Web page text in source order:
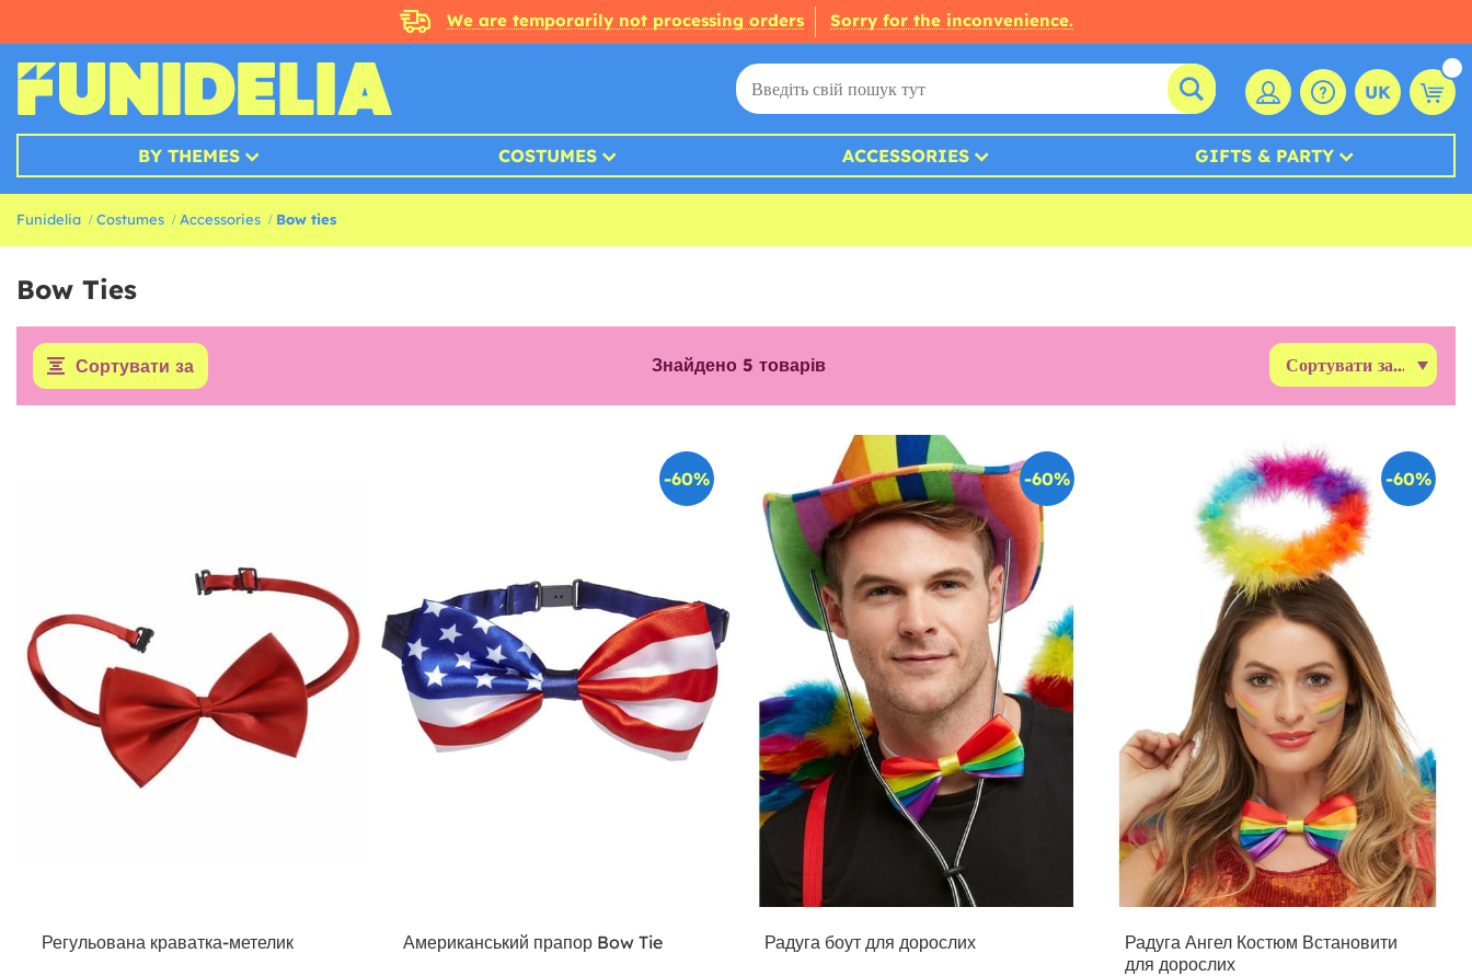
We are temporarily not processing orders Sorry for the inconvenience.
UK
BY THEMES COSTUMES ACCESSORIES GIFTS & PARTY
Funidelia Costumes Accessories Bow ties
Bow Ties
Сортувати за Знайдено 5 товарів
Регульована краватка-метелик
-60%
Американський прапор Bow Tie
-60%
Радуга боут для дорослих
-60%
Радуга Ангел Костюм Встановити
для дорослих